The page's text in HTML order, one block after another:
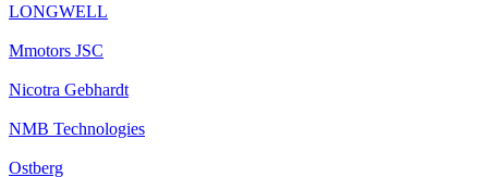
LONGWELL
Mmotors JSC
Nicotra Gebhardt
NMB Technologies
Ostberg